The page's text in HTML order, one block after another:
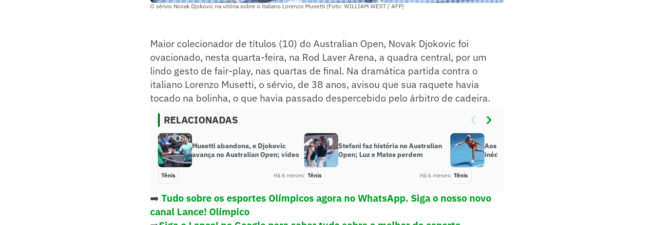
O sérvio Novak Djokovic na vitória sobre o italiano Lorenzo Musetti (Foto: WILLIAM WEST / AFP)
Maior colecionador de títulos (10) do Australian Open, Novak Djokovic foi
ovacionado, nesta quarta-feira, na Rod Laver Arena, a quadra central, por um
lindo gesto de fair-play, nas quartas de final. Na dramática partida contra o
italiano Lorenzo Musetti, o sérvio, de 38 anos, avisou que sua raquete havia
tocado na bolinha, o que havia passado despercebido pelo árbitro de cadeira.
RELACIONADAS
Musetti abandona, e Djokovic
avança no Australian Open; vídeo
Tênis Há 6 meses
Stefani faz história no Australian
Open; Luz e Matos perdem
Tênis Há 6 meses
Aos 31 anos, Pegula alcança feito
inédito no Australian Open; vídeo
Tênis
➡️ Tudo sobre os esportes Olímpicos agora no WhatsApp. Siga o nosso novo
canal Lance! Olímpico